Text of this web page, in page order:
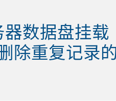
器数据盘挂载
除重复记录